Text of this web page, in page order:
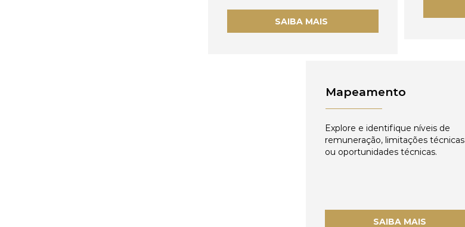
SAIBA MAIS
Mapeamento
Explore e identifique níveis de
remuneração, limitações técnicas
ou oportunidades técnicas.
SAIBA MAIS